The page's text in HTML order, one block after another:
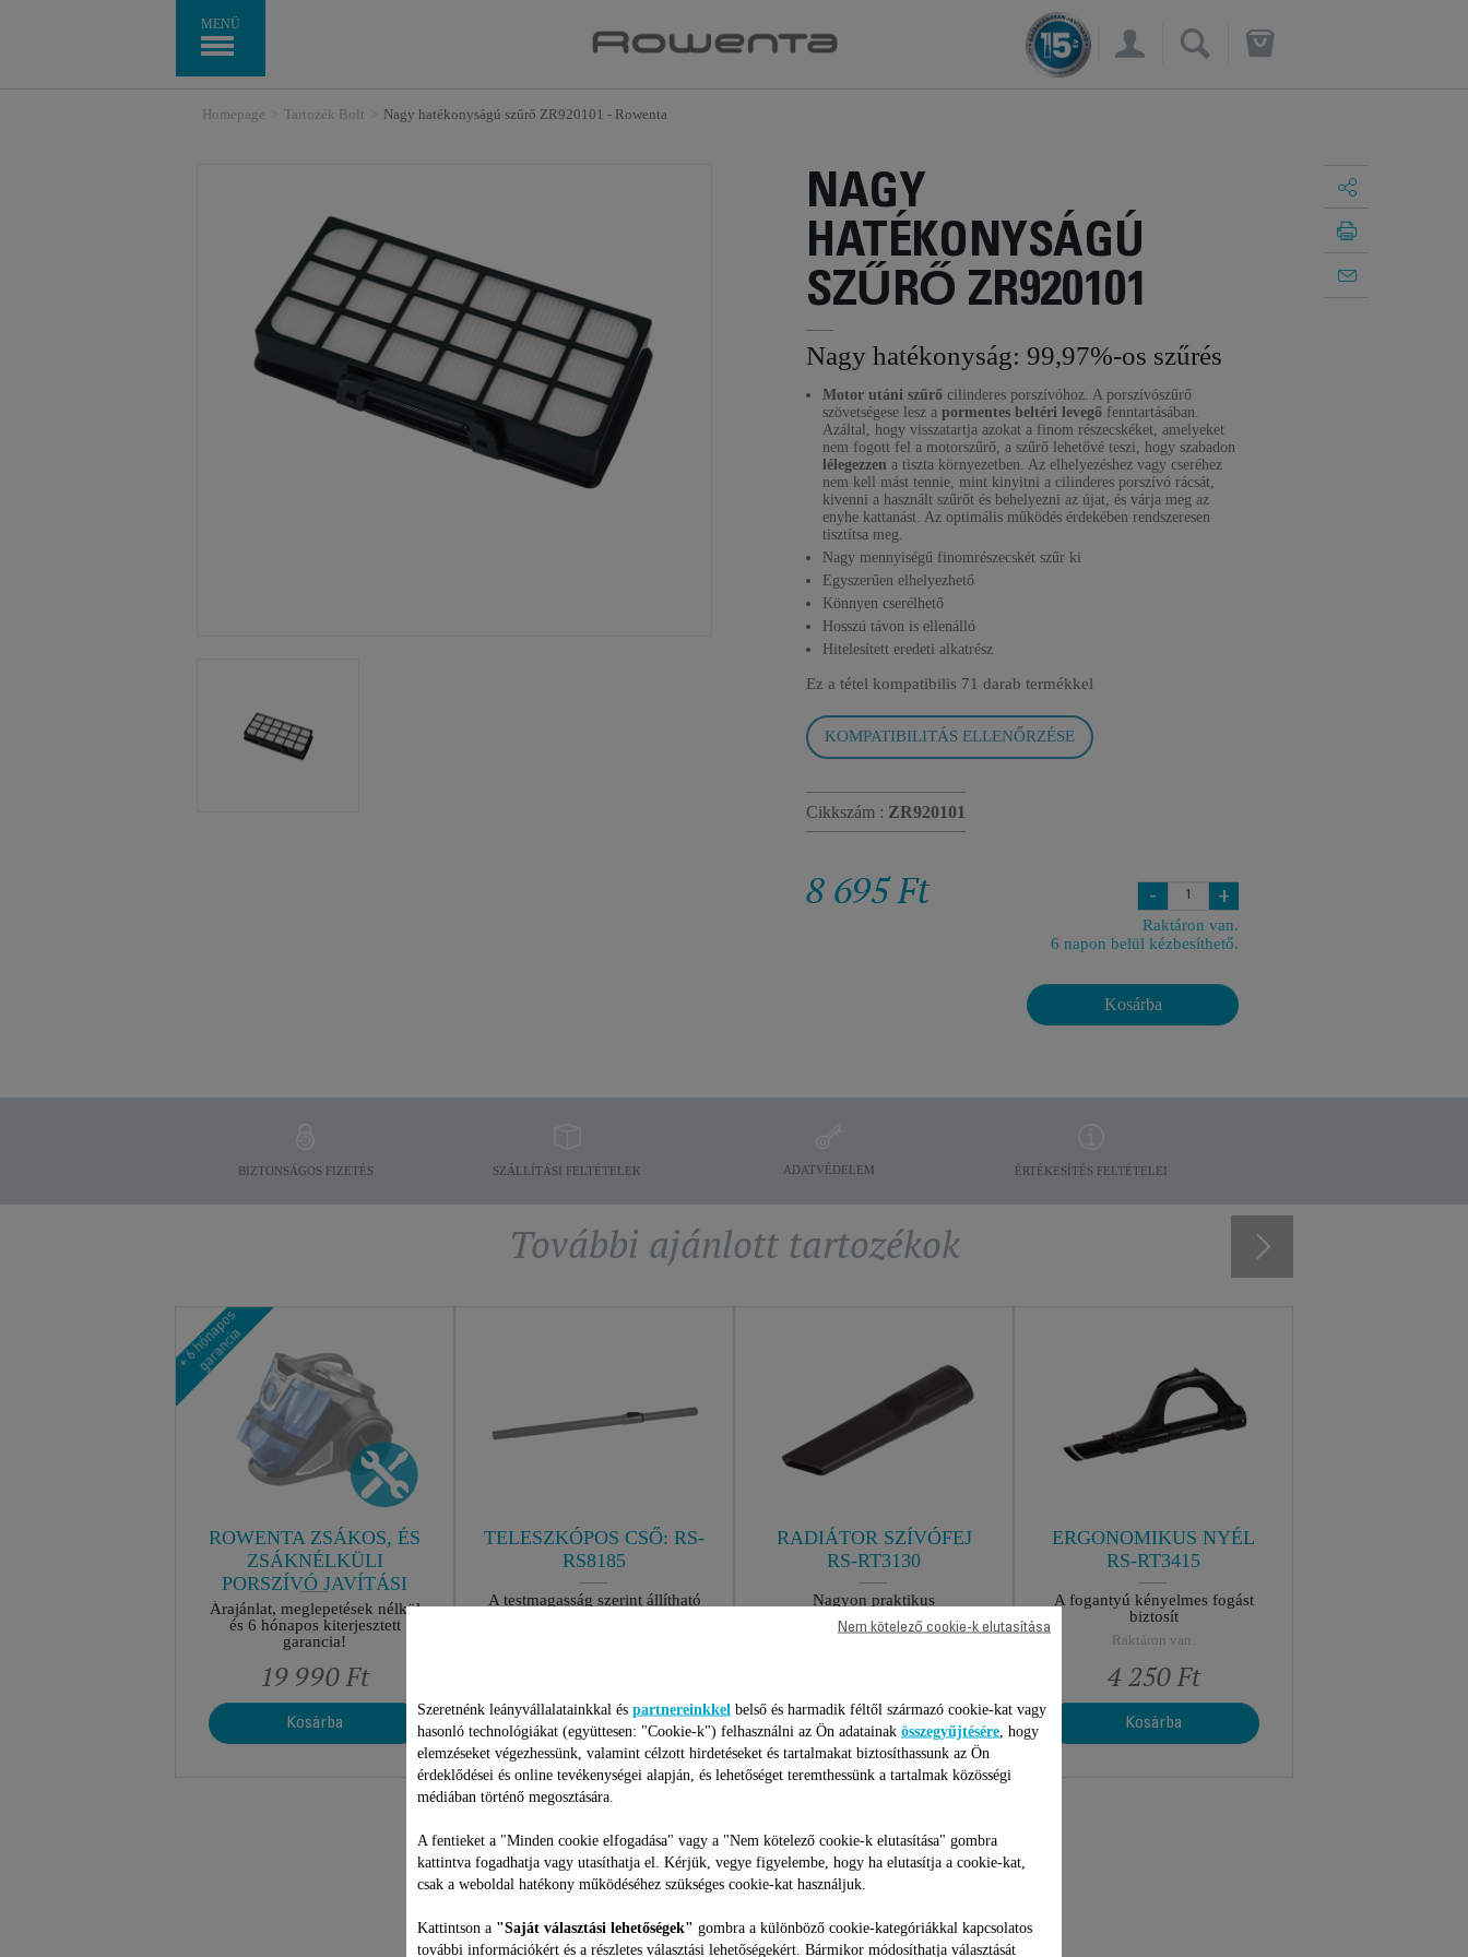
MENÜ
×
Homepage Tartozék Bolt Nagy hatékonyságú szűrő ZR920101 - Rowenta
NAGY
HATÉKONYSÁGÚ
SZŰRŐ ZR920101
Nagy hatékonyság: 99,97%-os szűrés
Motor utáni szűrő cilinderes porszívóhoz. A porszívószűrő
szövetségese lesz a pormentes beltéri levegő fenntartásában.
Azáltal, hogy visszatartja azokat a finom részecskéket, amelyeket
nem fogott fel a motorszűrő, a szűrő lehetővé teszi, hogy szabadon
lélegezzen a tiszta környezetben. Az elhelyezéshez vagy cseréhez
nem kell mást tennie, mint kinyitni a cilinderes porszívó rácsát,
kivenni a használt szűrőt és behelyezni az újat, és várja meg az
enyhe kattanást. Az optimális működés érdekében rendszeresen
tisztítsa meg.
Nagy mennyiségű finomrészecskét szűr ki
Egyszerűen elhelyezhető
Könnyen cserélhető
Hosszú távon is ellenálló
Hitelesített eredeti alkatrész
Ez a tétel kompatibilis 71 darab termékkel
KOMPATIBILITÁS ELLENŐRZÉSE
Cikkszám : ZR920101
8 695 Ft - +
Raktáron van.
6 napon belül kézbesíthető.
Kosárba
BIZTONSÁGOS FIZETÉS SZÁLLÍTÁSI FELTÉTELEK ADATVÉDELEM ÉRTÉKESÍTÉS FELTÉTELEI
További ajánlott tartozékok
ROWENTA ZSÁKOS, ÉS
ZSÁKNÉLKÜLI
PORSZÍVÓ JAVÍTÁSI
CSOMAG
Árajánlat, meglepetések nélkül
és 6 hónapos kiterjesztett
garancia!
19 990 Ft
Kosárba
TELESZKÓPOS CSŐ: RS-
RS8185
A testmagasság szerint állítható
Kosárba
RADIÁTOR SZÍVÓFEJ
RS-RT3130
Nagyon praktikus
Raktáron van.
Kosárba
ERGONOMIKUS NYÉL
RS-RT3415
A fogantyú kényelmes fogást
biztosít
Raktáron van.
4 250 Ft
Kosárba
71 Termékekhez
Szeretnénk leányvállalatainkkal és partnereinkkel belső és harmadik féltől származó cookie-kat vagy
hasonló technológiákat (együttesen: "Cookie-k") felhasználni az Ön adatainak összegyűjtésére , hogy
elemzéseket végezhessünk, valamint célzott hirdetéseket és tartalmakat biztosíthassunk az Ön
érdeklődései és online tevékenységei alapján, és lehetőséget teremthessünk a tartalmak közösségi
médiában történő megosztására.
A fentieket a "Minden cookie elfogadása" vagy a "Nem kötelező cookie-k elutasítása" gombra
kattintva fogadhatja vagy utasíthatja el. Kérjük, vegye figyelembe, hogy ha elutasítja a cookie-kat,
csak a weboldal hatékony működéséhez szükséges cookie-kat használjuk.
Kattintson a "Saját választási lehetőségek" gombra a különböző cookie-kategóriákkal kapcsolatos
további információkért és a részletes választási lehetőségekért. Bármikor módosíthatja választását
Nem kötelező cookie-k elutasítása